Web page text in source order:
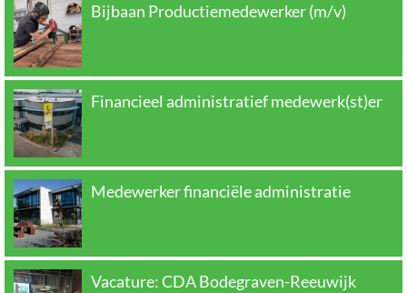
Bijbaan Productiemedewerker (m/v)
Financieel administratief medewerk(st)er
Medewerker financiële administratie
Vacature: CDA Bodegraven-Reeuwijk